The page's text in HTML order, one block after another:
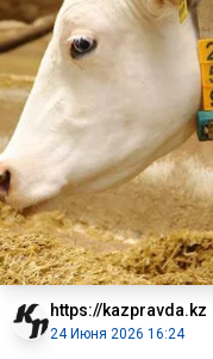
https://kazpravda.kz
24 Июня 2026 16:24